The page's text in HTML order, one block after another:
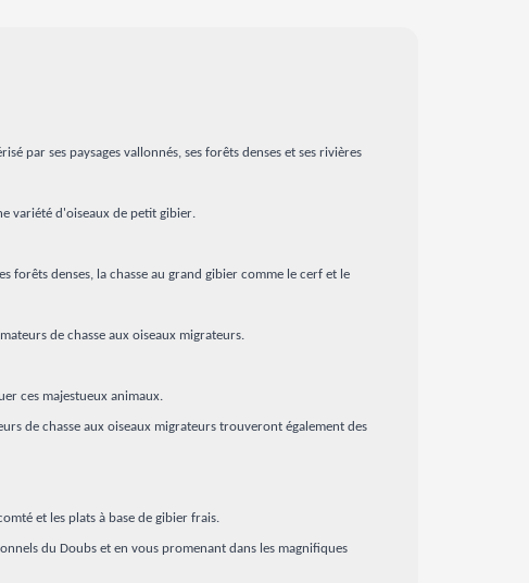
par ses paysages vallonnés, ses forêts denses et ses rivières
variété d'oiseaux de petit gibier.
forêts denses, la chasse au grand gibier comme le cerf et le
de chasse aux oiseaux migrateurs.
ces majestueux animaux.
de chasse aux oiseaux migrateurs trouveront également des
et les plats à base de gibier frais.
du Doubs et en vous promenant dans les magnifiques